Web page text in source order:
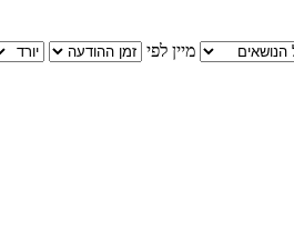
מיין לפי